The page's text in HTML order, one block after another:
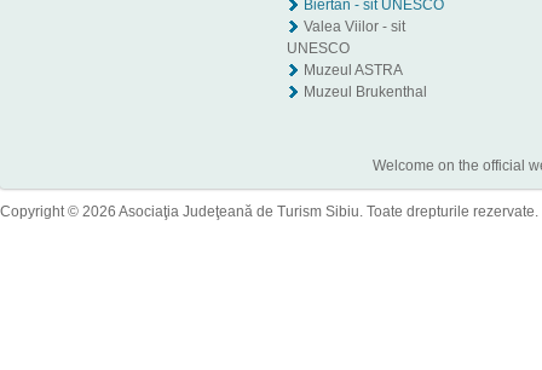
Biertan - sit UNESCO
Valea Viilor - sit
UNESCO
Muzeul ASTRA
Muzeul Brukenthal
Welcome on the official
Copyright © 2026 Asociaţia Judeţeană de Turism Sibiu. Toate drepturile rezervate.